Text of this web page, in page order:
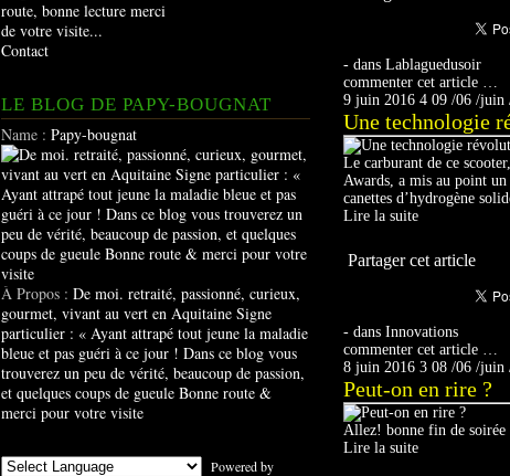
route, bonne lecture merci
de votre visite...
Contact
LE BLOG DE PAPY-BOUGNAT
Name : Papy-bougnat
À Propos : De moi. retraité, passionné, curieux,
gourmet, vivant au vert en Aquitaine Signe
particulier : « Ayant attrapé tout jeune la maladie
bleue et pas guéri à ce jour ! Dans ce blog vous
trouverez un peu de vérité, beaucoup de passion,
et quelques coups de gueule Bonne route &
merci pour votre visite
Powered by
- dans Lablaguedusoir
commenter cet article …
9 juin 2016 4 09 /06 /juin
Une technologie
Le carburant de ce
Awards, a mis au point
canettes d’hydrogène
Lire la suite
Partager cet article
- dans Innovations
commenter cet article …
8 juin 2016 3 08 /06 /juin
Peut-on en rire ?
Allez! bonne fin de soirée
Lire la suite